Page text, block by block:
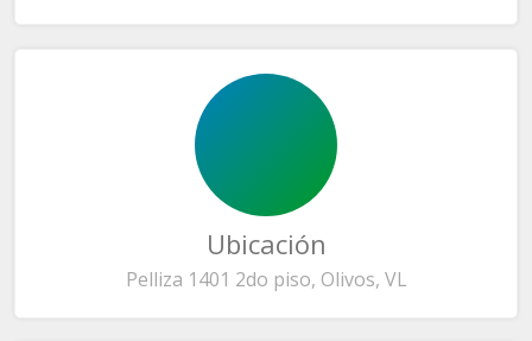
Ubicación
Pelliza 1401 2do piso, Olivos, VL